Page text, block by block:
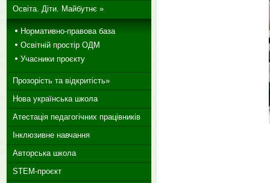
Освіта. Діти. Майбутнє »
Нормативно-правова база
Освітній простір ОДМ
Учасники проєкту
Прозорість та відкритість»
Нова українська школа
Атестація педагогічних працівників
Інклюзивне навчання
Авторська школа
STEM-проєкт